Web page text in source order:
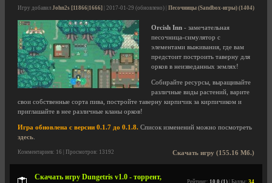
Игру добавил John2s [11866|1666] | 2017-01-29 (обновлено) | Песочницы (Sandbox-игры) (1404)
Orcish Inn - замечательная
песочница-симулятор с
элементами выживания, где вам
предстоит построить таверну для
орков в неизведанных землях!
Собирайте ресурсы, выращивайте
различные виды растений, варите
свои собственные сорта пива, постройте таверну кирпичик за кирпичиком и
приглашайте в нее различные кланы орков!
Игра обновлена с версии 0.1.7 до 0.1.8. Список изменений можно посмотреть
здесь
Скачать игру (155.16 Мб.)
Комментариев: 16 | Просмотров: 13192
Скачать игру Dungetris v1.0 - торрент,
Рейтинг: 10.0 (1) | Баллы: 34